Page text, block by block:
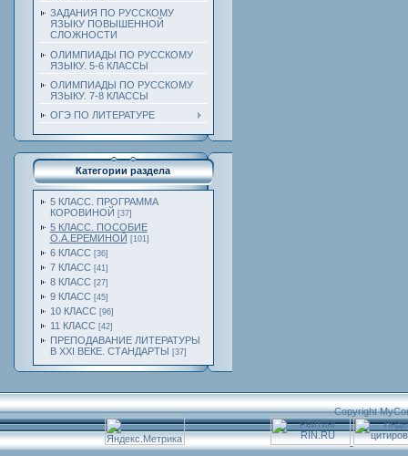
ЗАДАНИЯ ПО РУССКОМУ
ЯЗЫКУ ПОВЫШЕННОЙ
СЛОЖНОСТИ
ОЛИМПИАДЫ ПО РУССКОМУ
ЯЗЫКУ. 5-6 КЛАССЫ
ОЛИМПИАДЫ ПО РУССКОМУ
ЯЗЫКУ. 7-8 КЛАССЫ
ОГЭ ПО ЛИТЕРАТУРЕ
Категории раздела
5 КЛАСС. ПРОГРАММА
КОРОВИНОЙ [37]
5 КЛАСС. ПОСОБИЕ
О.А.ЕРЕМИНОЙ [101]
6 КЛАСС [36]
7 КЛАСС [41]
8 КЛАСС [27]
9 КЛАСС [45]
10 КЛАСС [96]
11 КЛАСС [42]
ПРЕПОДАВАНИЕ ЛИТЕРАТУРЫ
В XXI ВЕКЕ. СТАНДАРТЫ [37]
Copyright